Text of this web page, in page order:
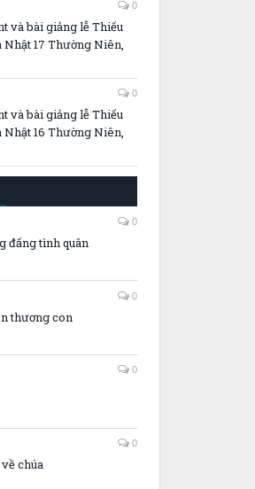
0
và bài giảng lễ Thiếu
Nhật 17 Thường Niên,
0
và bài giảng lễ Thiếu
Nhật 16 Thường Niên,
0
đấng tình quân
0
thương con
0
0
chúa